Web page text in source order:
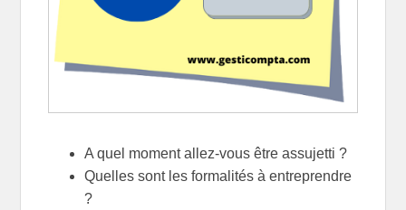
A quel moment allez-vous être assujetti ?
Quelles sont les formalités à entreprendre
?